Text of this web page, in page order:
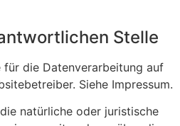
Stelle
die Datenverarbeitung auf
Siehe Impressum.
natürliche oder juristische